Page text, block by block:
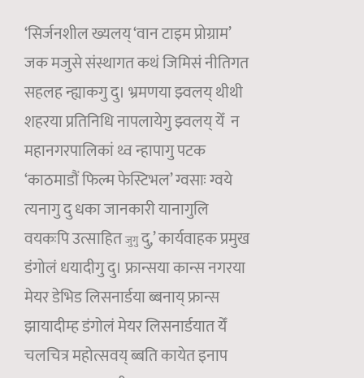
‘सिर्जनशील ख्यलय् ‘वान टाइम प्रोग्राम’
जक मजुसे संस्थागत कथं जिमिसं नीतिगत
सहलह न्ह्याकगु दु। भ्रमणया झ्वलय् थीथी
शहरया प्रतिनिधि नापलायेगु झ्वलय् येँ न
महानगरपालिकां थ्व न्हापागु पटक
‘काठमाडौं फिल्म फेस्टिभल’ ग्वसाः ग्वये
त्यनागु दु धका जानकारी यानागुलि
वयकःपि उत्साहितजुगुदु,’ कार्यवाहक प्रमुख
डंगोलं धयादीगु दु। फ्रान्सया कान्स नगरया
मेयर डेभिड लिसनार्डया ब्बनाय् फ्रान्स
झायादीम्ह डंगोलं मेयर लिसनार्डयात येँं
चलचित्र महोत्सवय् ब्बति कायेत इनाप